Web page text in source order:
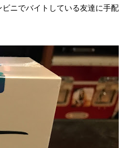
ニでバイトしている友達に手配